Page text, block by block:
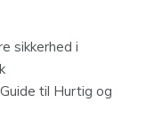
sikkerhed i
til Hurtig og